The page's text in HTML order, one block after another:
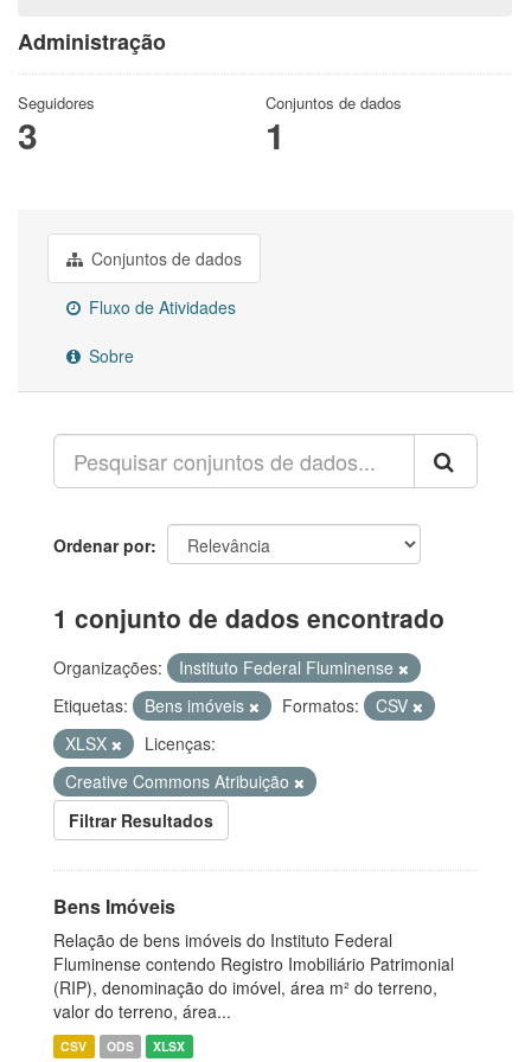
Administração
Seguidores
3
Conjuntos de dados
1
Conjuntos de dados
Fluxo de Atividades
Sobre
Ordenar por
1 conjunto de dados encontrado
Organizações:
Instituto Federal Fluminense
Etiquetas:
Bens imóveis Formatos:
CSV
XLSX
Licenças:
Creative Commons Atribuição
Filtrar Resultados
Bens Imóveis
Relação de bens imóveis do Instituto Federal
Fluminense contendo Registro Imobiliário Patrimonial
(RIP), denominação do imóvel, área m² do terreno,
valor do terreno, área...
CSV ODS XLSX